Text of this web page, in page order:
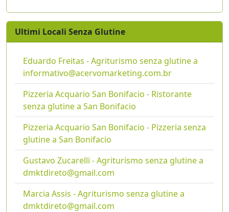
Ultimi Locali Senza Glutine
Eduardo Freitas - Agriturismo senza glutine a
informativo@acervomarketing.com.br
Pizzeria Acquario San Bonifacio - Ristorante
senza glutine a San Bonifacio
Pizzeria Acquario San Bonifacio - Pizzeria senza
glutine a San Bonifacio
Gustavo Zucarelli - Agriturismo senza glutine a
dmktdireto@gmail.com
Marcia Assis - Agriturismo senza glutine a
dmktdireto@gmail.com